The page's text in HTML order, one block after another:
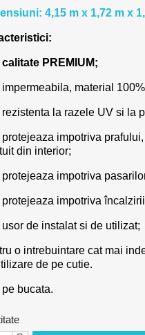
4,15 m x 1,72 m x
calitate PREMIUM;
impermeabila, material
rezistenta la razele UV si la
protejeaza impotriva
din interior;
protejeaza impotriva
protejeaza impotriva
usor de instalat si de utilizat;
o intrebuintare cat mai
de pe cutie.
pe bucata.